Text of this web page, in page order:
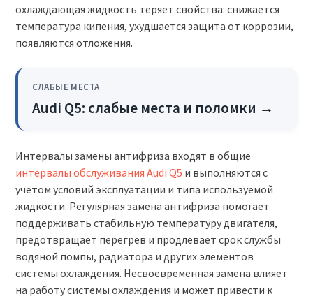
охлаждающая жидкость теряет свойства: снижается
температура кипения, ухудшается защита от коррозии,
появляются отложения.
СЛАБЫЕ МЕСТА
Audi Q5: слабые места и поломки →
Интервалы замены антифриза входят в общие
интервалы обслуживания Audi Q5 и выполняются с
учётом условий эксплуатации и типа используемой
жидкости. Регулярная замена антифриза помогает
поддерживать стабильную температуру двигателя,
предотвращает перегрев и продлевает срок службы
водяной помпы, радиатора и других элементов
системы охлаждения. Несвоевременная замена влияет
на работу системы охлаждения и может привести к